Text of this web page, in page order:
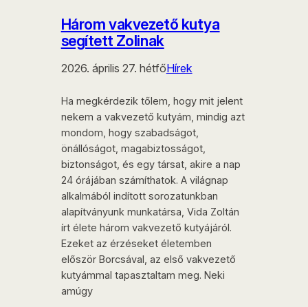
Három vakvezető kutya
segített Zolinak
2026. április 27. hétfőHírek
Ha megkérdezik tőlem, hogy mit jelent
nekem a vakvezető kutyám, mindig azt
mondom, hogy szabadságot,
önállóságot, magabiztosságot,
biztonságot, és egy társat, akire a nap
24 órájában számíthatok. A világnap
alkalmából indított sorozatunkban
alapítványunk munkatársa, Vida Zoltán
írt élete három vakvezető kutyájáról.
Ezeket az érzéseket életemben
először Borcsával, az első vakvezető
kutyámmal tapasztaltam meg. Neki
amúgy